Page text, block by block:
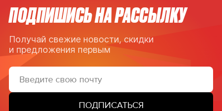
ПОДПИШИСЬ НА РАССЫЛКУ
Получай свежие новости, скидки
и предложения первым
ПОДПИСАТЬСЯ